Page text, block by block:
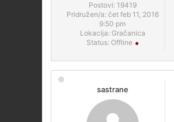
Postovi: 19419
Pridružen/a: čet feb 11, 2016
9:50 pm
Lokacija:Gračanica
Status: Offline
sastrane